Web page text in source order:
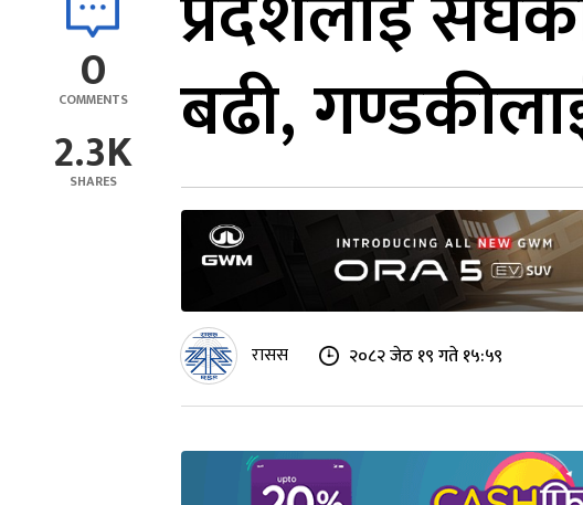
0
COMMENTS
2.3K
SHARES
बढी,
रासस २०८२ जेठ १९ गते १५:५९